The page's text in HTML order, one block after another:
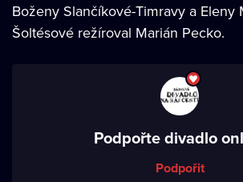
Boženy Slančíkové-Timravy a Eleny
Šoltésové režíroval Marián Pecko.
Podpořte divadlo
Podpořit